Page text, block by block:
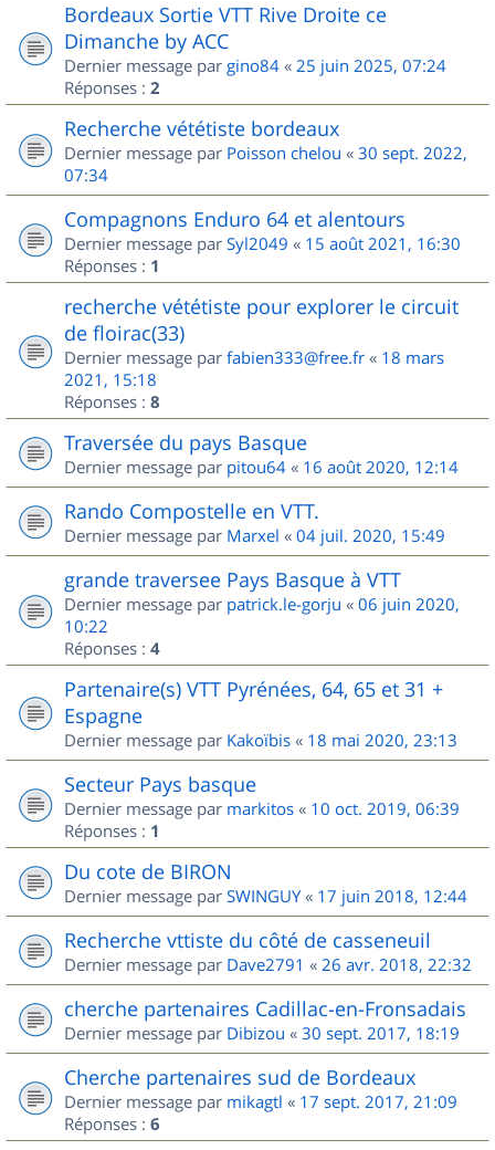
Bordeaux Sortie VTT Rive Droite ce
Dimanche by ACC
Dernier message par gino84 « 25 juin 2025, 07:24
Réponses : 2
Recherche vététiste bordeaux
Dernier message par Poisson chelou « 30 sept. 2022,
07:34
Compagnons Enduro 64 et alentours
Dernier message par Syl2049 « 15 août 2021, 16:30
Réponses : 1
recherche vététiste pour explorer le circuit
de floirac(33)
Dernier message par fabien333@free.fr « 18 mars
2021, 15:18
Réponses : 8
Traversée du pays Basque
Dernier message par pitou64 « 16 août 2020, 12:14
Rando Compostelle en VTT.
Dernier message par Marxel « 04 juil. 2020, 15:49
grande traversee Pays Basque à VTT
Dernier message par patrick.le-gorju « 06 juin 2020,
10:22
Réponses : 4
Partenaire(s) VTT Pyrénées, 64, 65 et 31 +
Espagne
Dernier message par Kakoïbis « 18 mai 2020, 23:13
Secteur Pays basque
Dernier message par markitos « 10 oct. 2019, 06:39
Réponses : 1
Du cote de BIRON
Dernier message par SWINGUY« 17 juin 2018, 12:44
Recherche vttiste du côté de casseneuil
Dernier message par Dave2791 « 26 avr. 2018, 22:32
cherche partenaires Cadillac-en-Fronsadais
Dernier message par Dibizou « 30 sept. 2017, 18:19
Cherche partenaires sud de Bordeaux
Dernier message par mikagtl « 17 sept. 2017, 21:09
Réponses : 6